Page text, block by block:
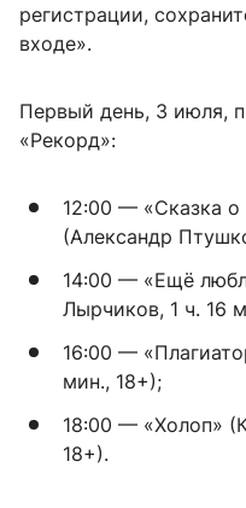
регистрации,
входе».
Первый день, 3 июля,
«Рекорд»:
12:00 — «Сказка о
(Александр
14:00 — «Ещё
Лырчиков, 1 ч. 16
16:00 —
мин., 18+);
18:00 — «Холоп»
18+).